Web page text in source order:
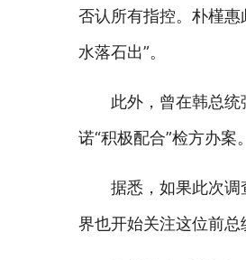
否认所有指控。朴槿
水落石出”。
此外，曾在韩总
诺“积极配合”检方办案
据悉，如果此次
界也开始关注这位前总